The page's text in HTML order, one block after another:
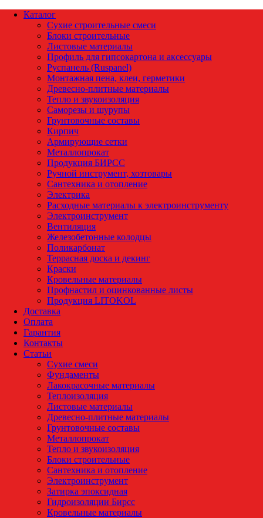
Каталог
Сухие строительные смеси
Блоки строительные
Листовые материалы
Профиль для гипсокартона и аксессуары
Руспанель (Ruspanel)
Монтажная пена, клеи, герметики
Древесно-плитные материалы
Тепло и звукоизоляция
Саморезы и шурупы
Грунтовочные составы
Кирпич
Армирующие сетки
Металлопрокат
Продукция БИРСС
Ручной инструмент, хозтовары
Сантехника и отопление
Электрика
Расходные материалы к электроинструменту
Электроинструмент
Вентиляция
Железобетонные колодцы
Поликарбонат
Террасная доска и декинг
Краски
Кровельные материалы
Профнастил и оцинкованные листы
Продукция LITOKOL
Доставка
Оплата
Гарантия
Контакты
Статьи
Сухие смеси
Фундаменты
Лакокрасочные материалы
Теплоизоляция
Листовые материалы
Древесно-плитные материалы
Грунтовочные составы
Металлопрокат
Тепло и звукоизоляция
Блоки строительные
Сантехника и отопление
Электроинструмент
Затирка эпоксидная
Гидроизоляции Бирсс
Кровельные материалы